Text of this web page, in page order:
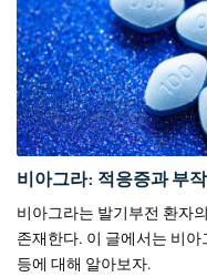
비아그라: 적응증과 부
비아그라는 발기부전 환자
존재한다. 이 글에서는 비아
등에 대해 알아보자.